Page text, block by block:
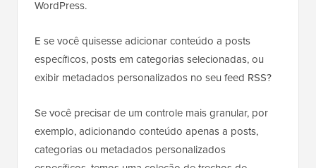
WordPress.
E se você quisesse adicionar conteúdo a posts
específicos, posts em categorias selecionadas, ou
exibir metadados personalizados no seu feed RSS?
Se você precisar de um controle mais granular, por
exemplo, adicionando conteúdo apenas a posts,
categorias ou metadados personalizados